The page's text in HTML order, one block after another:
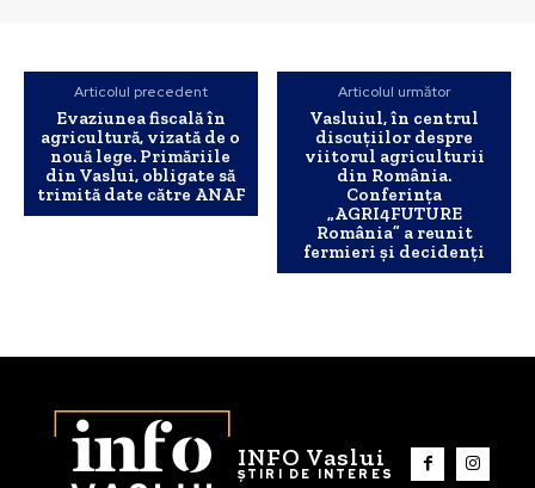
Articolul precedent
Evaziunea fiscală în
agricultură, vizată de o
nouă lege. Primăriile
din Vaslui, obligate să
trimită date către ANAF
Articolul următor
Vasluiul, în centrul
discuțiilor despre
viitorul agriculturii
din România.
Conferința
„AGRI4FUTURE
România” a reunit
fermieri și decidenți
INFO Vaslui
ȘTIRI DE INTERES